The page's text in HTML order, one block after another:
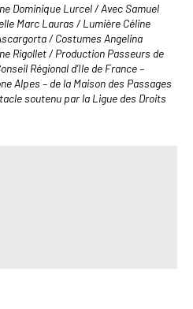
Dominique Lurcel / Avec Samuel
Marc Lauras / Lumière Céline
/ Costumes Angelina
Rigollet / Production Passeurs de
Régional d’Ile de France –
Alpes – de la Maison des Passages
soutenu par la Ligue des Droits